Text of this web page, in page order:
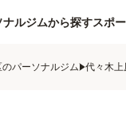
ナルジムから探すスポ
パーソナルジム 代々木上